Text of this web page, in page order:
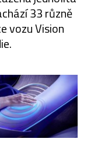
33 různě
vozu Vision